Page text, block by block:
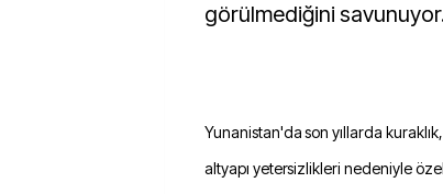
görülmediğini
Yunanistan'da son yıllarda
altyapı yetersizlikleri nedeniyle